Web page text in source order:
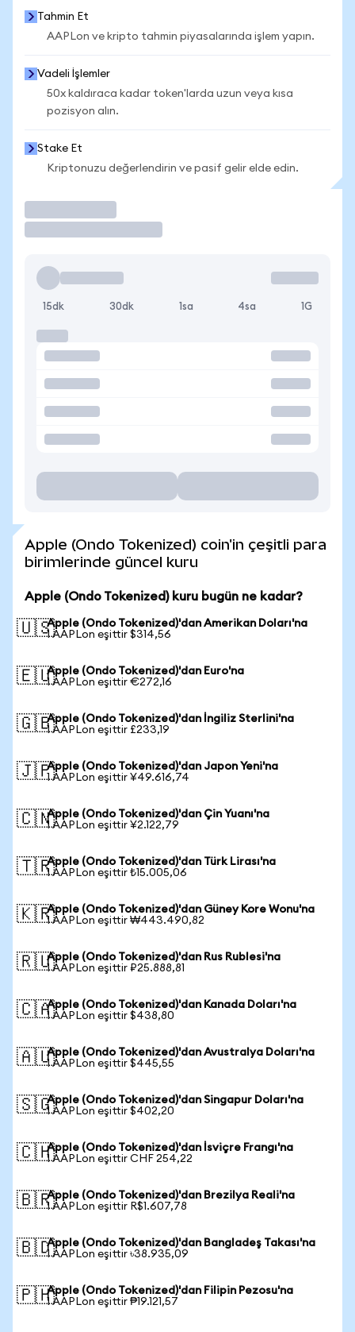
Tahmin Et
AAPLon ve kripto tahmin piyasalarında işlem yapın.
Vadeli İşlemler
50x kaldıraca kadar token'larda uzun veya kısa
pozisyon alın.
Stake Et
Kriptonuzu değerlendirin ve pasif gelir elde edin.
15dk 30dk 1sa 4sa 1G
Apple (Ondo Tokenized) coin'in çeşitli para
birimlerinde güncel kuru
Apple (Ondo Tokenized) kuru bugün ne kadar?
🇺🇸Apple (Ondo Tokenized)'dan Amerikan Doları'na
1 AAPLon eşittir $314,56
🇪🇺Apple (Ondo Tokenized)'dan Euro'na
1 AAPLon eşittir €272,16
🇬🇧Apple (Ondo Tokenized)'dan İngiliz Sterlini'na
1 AAPLon eşittir £233,19
🇯🇵Apple (Ondo Tokenized)'dan Japon Yeni'na
1 AAPLon eşittir ¥49.616,74
🇨🇳Apple (Ondo Tokenized)'dan Çin Yuanı'na
1 AAPLon eşittir ¥2.122,79
🇹🇷Apple (Ondo Tokenized)'dan Türk Lirası'na
1 AAPLon eşittir ₺15.005,06
🇰🇷Apple (Ondo Tokenized)'dan Güney Kore Wonu'na
1 AAPLon eşittir ₩443.490,82
🇷🇺Apple (Ondo Tokenized)'dan Rus Rublesi'na
1 AAPLon eşittir ₽25.888,81
🇨🇦Apple (Ondo Tokenized)'dan Kanada Doları'na
1 AAPLon eşittir $438,80
🇦🇺Apple (Ondo Tokenized)'dan Avustralya Doları'na
1 AAPLon eşittir $445,55
🇸🇬Apple (Ondo Tokenized)'dan Singapur Doları'na
1 AAPLon eşittir $402,20
🇨🇭Apple (Ondo Tokenized)'dan İsviçre Frangı'na
1 AAPLon eşittir CHF 254,22
🇧🇷Apple (Ondo Tokenized)'dan Brezilya Reali'na
1 AAPLon eşittir R$1.607,78
🇧🇩Apple (Ondo Tokenized)'dan Bangladeş Takası'na
1 AAPLon eşittir ৳38.935,09
🇵🇭Apple (Ondo Tokenized)'dan Filipin Pezosu'na
1 AAPLon eşittir ₱19.121,57